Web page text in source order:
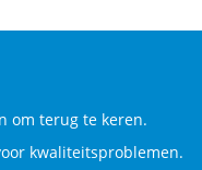
om terug te keren.
kwaliteitsproblemen.